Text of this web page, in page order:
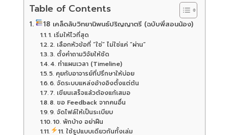
Table of Contents
18 เคล็ดลับวิทยานิพนธ์ปริญญาตรี (ฉบับพี่สอนน้อง)
1. เริ่มให้ไวที่สุด
2. เลือกหัวข้อที่ “ใช่” ไม่ใช่แค่ “ผ่าน”
3. ตั้งคำถามวิจัยให้ชัด
4. ทำแผนเวลา (Timeline)
5. คุยกับอาจารย์ที่ปรึกษาให้บ่อย
6. จัดระบบแหล่งอ้างอิงตั้งแต่ต้น
7. เขียนเสร็จแล้วต้องแก้เสมอ
8. ขอ Feedback จากคนอื่น
9. จัดไฟล์ให้เป็นระเบียบ
10. พักบ้าง อย่าฝืน
11. ใช้รูปแบบเดียวกันทั้งเล่ม